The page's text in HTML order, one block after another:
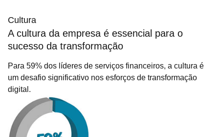
Cultura
A cultura da empresa é essencial para o
sucesso da transformação
Para 59% dos líderes de serviços financeiros, a cultura é
um desafio significativo nos esforços de transformação
digital.